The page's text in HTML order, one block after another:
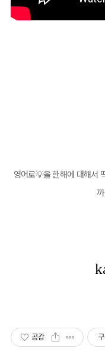
영어로💡올 한해에 대해서
공감